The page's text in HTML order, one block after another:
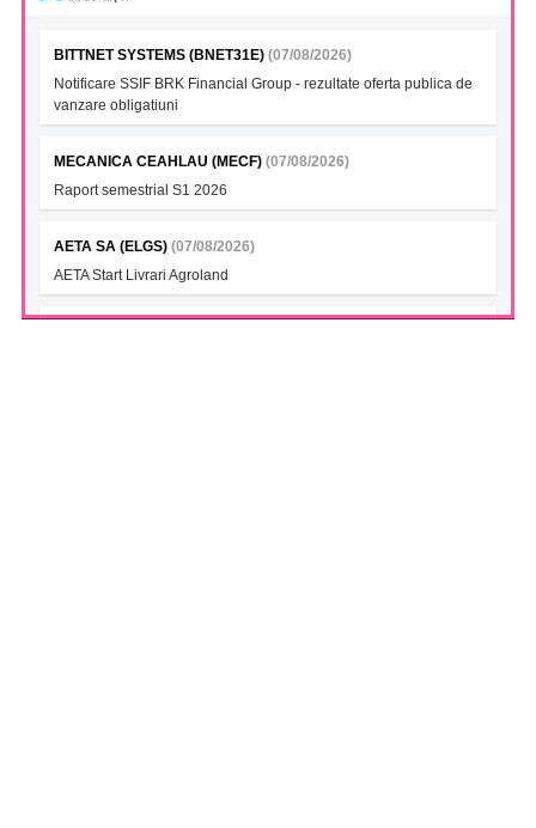
BITTNET SYSTEMS (BNET31E) (07/08/2026)
Notificare SSIF BRK Financial Group - rezultate oferta publica de
vanzare obligatiuni
MECANICA CEAHLAU (MECF) (07/08/2026)
Raport semestrial S1 2026
AETA SA (ELGS) (07/08/2026)
AETA Start Livrari Agroland